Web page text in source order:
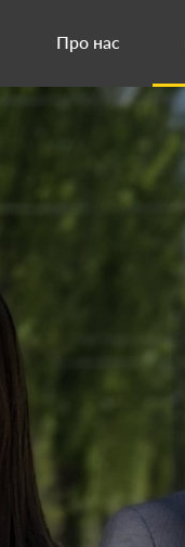
Про нас